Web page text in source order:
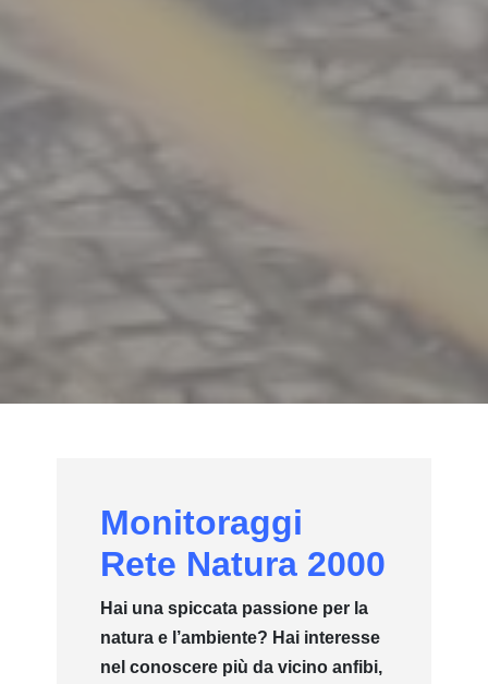
Monitoraggi
Rete Natura 2000
Hai una spiccata passione per la
natura e l’ambiente? Hai interesse
nel conoscere più da vicino anfibi,